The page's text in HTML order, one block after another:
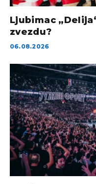
Ljubimac
zvezdu?
06.08.2026